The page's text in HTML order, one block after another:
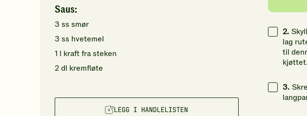
Saus:
3 ss smør
3 ss hvetemel
1 l kraft fra steken
2dl kremfløte
LEGG I HANDLELISTEN
2.
lag
til
kjøttet.
3.